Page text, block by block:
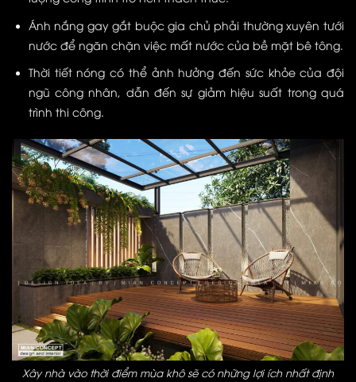
Ánh nắng gay gắt buộc gia chủ phải thường xuyên tưới
nước để ngăn chặn việc mất nước của bề mặt bê tông.
Thời tiết nóng có thể ảnh hưởng đến sức khỏe của đội
ngũ công nhân, dẫn đến sự giảm hiệu suất trong quá
trình thi công.
Xây nhà vào thời điểm mùa khô sẽ có những lợi ích nhất định